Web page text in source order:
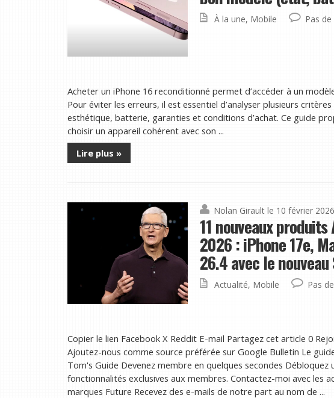
À la une, Mobile Pas
Acheter un iPhone 16 reconditionné permet d’accéder à un
Pour éviter les erreurs, il est essentiel d’analyser plusieurs
esthétique, batterie, garanties et conditions d’achat. Ce guide
choisir un appareil cohérent avec son ...
Lire plus »
Nolan Girault le 10 février 2026
11 nouveaux
2026 : iPhone 17e,
26.4 avec le
Actualité, Mobile Pas
Copier le lien Facebook X Reddit E-mail Partagez cet article 0
Ajoutez-nous comme source préférée sur Google Bulletin Le
Tom's Guide Devenez membre en quelques secondes Débloquez
fonctionnalités exclusives aux membres. Contactez-moi avec les
marques Future Recevez des e-mails de notre part au nom de ...